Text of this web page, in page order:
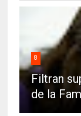
8
Filtran
de la